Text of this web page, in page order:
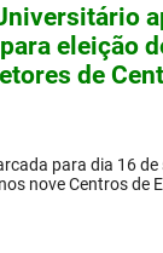
eleição
de
para dia 16 de
nove Centros de